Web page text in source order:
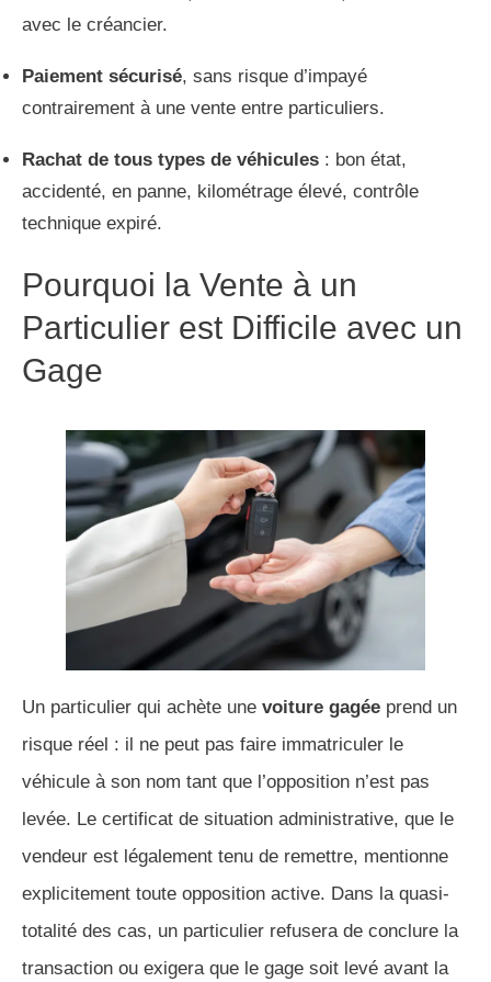
avec le créancier.
Paiement sécurisé, sans risque d’impayé
contrairement à une vente entre particuliers.
Rachat de tous types de véhicules : bon état,
accidenté, en panne, kilométrage élevé, contrôle
technique expiré.
Pourquoi la Vente à un
Particulier est Difficile avec un
Gage
Un particulier qui achète une voiture gagée prend un
risque réel : il ne peut pas faire immatriculer le
véhicule à son nom tant que l’opposition n’est pas
levée. Le certificat de situation administrative, que le
vendeur est légalement tenu de remettre, mentionne
explicitement toute opposition active. Dans la quasi-
totalité des cas, un particulier refusera de conclure la
transaction ou exigera que le gage soit levé avant la